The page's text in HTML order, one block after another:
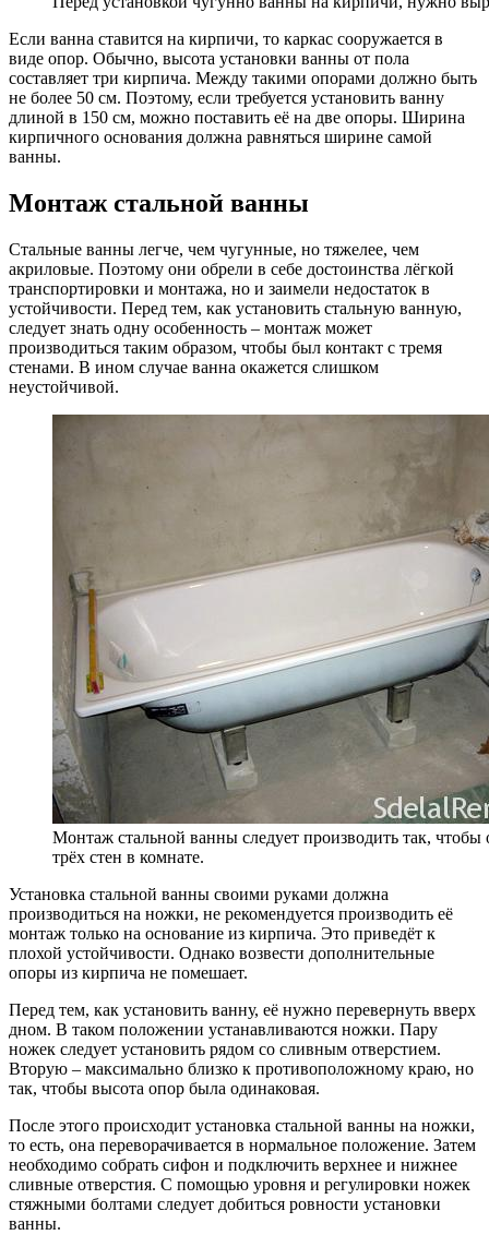
Если ванна ставится на кирпичи, то каркас сооружается в
виде опор. Обычно, высота установки ванны от пола
составляет три кирпича. Между такими опорами должно быть
не более 50 см. Поэтому, если требуется установить ванну
длиной в 150 см, можно поставить её на две опоры. Ширина
кирпичного основания должна равняться ширине самой
ванны.
Монтаж стальной ванны
Стальные ванны легче, чем чугунные, но тяжелее, чем
акриловые. Поэтому они обрели в себе достоинства лёгкой
транспортировки и монтажа, но и заимели недостаток в
устойчивости. Перед тем, как установить стальную ванную,
следует знать одну особенность – монтаж может
производиться таким образом, чтобы был контакт с тремя
стенами. В ином случае ванна окажется слишком
неустойчивой.
Монтаж стальной ванны следует производить так, чтобы
трёх стен в комнате.
Установка стальной ванны своими руками должна
производиться на ножки, не рекомендуется производить её
монтаж только на основание из кирпича. Это приведёт к
плохой устойчивости. Однако возвести дополнительные
опоры из кирпича не помешает.
Перед тем, как установить ванну, её нужно перевернуть вверх
дном. В таком положении устанавливаются ножки. Пару
ножек следует установить рядом со сливным отверстием.
Вторую – максимально близко к противоположному краю, но
так, чтобы высота опор была одинаковая.
После этого происходит установка стальной ванны на ножки,
то есть, она переворачивается в нормальное положение. Затем
необходимо собрать сифон и подключить верхнее и нижнее
сливные отверстия. С помощью уровня и регулировки ножек
стяжными болтами следует добиться ровности установки
ванны.